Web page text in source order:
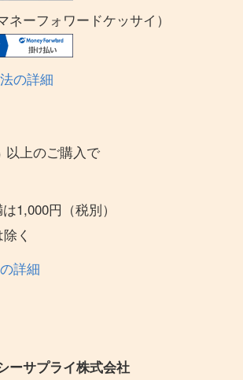
ネーフォワードケッサイ）
の詳細
以上のご購入で
1,000円（税別）
く
詳細
ーサプライ株式会社